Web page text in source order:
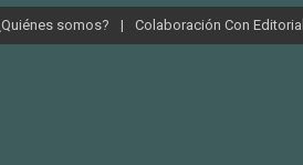
somos? Colaboración Con